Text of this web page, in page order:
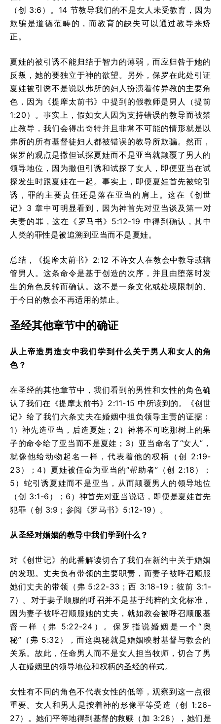
（创 3:6）。14 节教导我们的不是女人未受教育，因为
欺骗是道德范畴的，而教育的缺失可以通过教导来矫
正。
夏娃的被引诱不能归结于智力的薄弱，而应归咎于她的
反叛，她的要独立于神的欲望。另外，保罗在此处引证
夏娃被引诱不是说以弗所的妇人扮演着传异教的主要角
色，因为《提摩太前书》中提到的假教师是男人（提前
1:20）。事实上，假如女人因为支持错误的教导而被禁
止教导，我们会得出奇特并且非常不可能的情形就是以
弗所的所有基督徒妇人都被错误的教导所欺骗。然而，
保罗的观点是撒但试探夏娃而不是亚当就颠覆了男人的
领导地位，因为撒但引诱和试探了女人，即便亚当在试
探发生时跟夏娃在一起。事实上，即便夏娃首先被蛇引
诱，罪的主要责任还是落在亚当的肩上。这在《创世
记》3 章中可明显看到，因为神首先对亚当谈及第一对
夫妻的罪，这在《罗马书》5:12-19 中得到确认，其中
人类的罪性是被追溯到亚当而不是夏娃。
总结，《提摩太前书》2:12 不许女人在教会中教导或辖
管男人。这条命令是基于创造的次序，并且由堕落时发
生的角色反转而确认。这不是一条文化或处境限制的、
于今日的教会不再适用的禁止。
圣经其他章节中的确证
从上帝造男造女中我们学到什么关于男人和女人的角
色？
在圣经的其他章节中，我们看到的男性和女性的角色确
认了我们在《提摩太前书》2:11-15 中所读到的。《创世
记》给了我们六条丈夫在婚姻中担负领导主责的证据：
1）神先造亚当，后造夏娃；2）神将不可吃那树上的果
子的命令给了亚当而不是夏娃；3）亚当命名了“女人”，
就像他给动物起名一样，代表着他的权柄（创 2:19-
23）；4）夏娃被任命为亚当的“帮助者”（创 2:18）；
5）蛇引诱夏娃而不是亚当，从而颠覆男人的领导地位
（创 3:1-6）；6）神首先对亚当说话，即便是夏娃首先
犯罪（创 3:9；参阅《罗马书》5:12-19）。
从圣经对婚姻的教导中我们学到什么？
对《创世记》的此番解读切合了我们在新约中关于婚姻
的发现。丈夫负有带领的主要职责，而妻子被呼召顺服
她们丈夫的带领（弗 5:22-33；西 3:18-19；彼前 3:1-
7）。对于妻子顺服的呼召并不是基于纯粹的文化标准，
因为妻子被呼召顺服她的丈夫，就如教会被呼召顺服基
督一样（弗 5:22-24）。保罗指说婚姻是一个“奥
秘”（弗 5:32），而这奥秘就是婚姻映射基督与教会的
关系。故此，任命男人而不是女人担当牧师，切合了男
人在婚姻里的领导地位和权柄的圣经的样式。
女性有不同的角色不代表女性的低等，观察到这一点很
重要。女人和男人是按着神的形像平等受造（创 1:26-
27）。她们平等地得到基督的救赎（加 3:28），她们是